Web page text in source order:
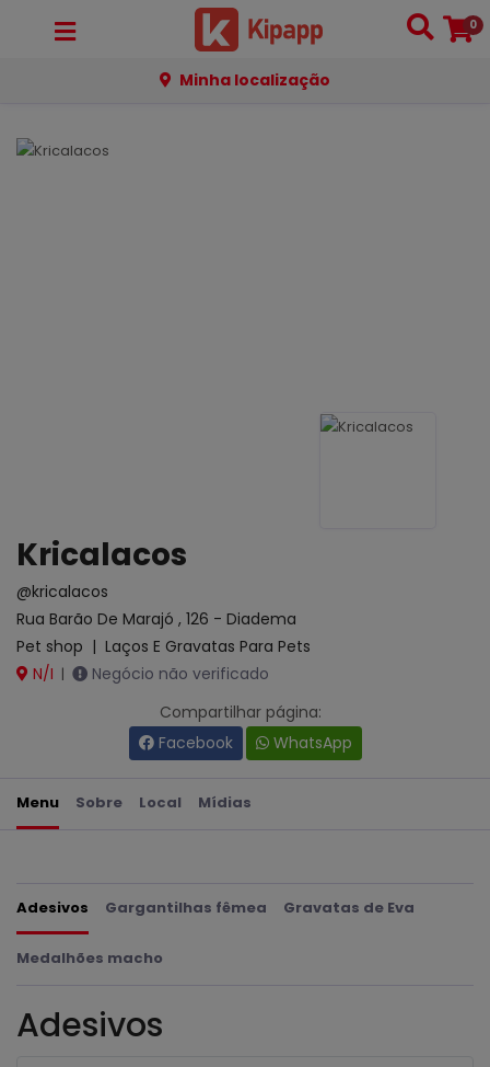
0
Minha localização
Kricalacos
@kricalacos
Rua Barão De Marajó , 126 - Diadema
Pet shop | Laços E Gravatas Para Pets
N/I |
Negócio não verificado
Compartilhar página:
Facebook
WhatsApp
Menu Sobre Local Mídias
Adesivos Gargantilhas fêmea Gravatas de Eva
Medalhões macho
Adesivos